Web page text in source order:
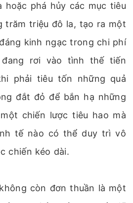
hoặc phá hủy các mục tiêu
trăm triệu đô la, tạo ra một
kinh ngạc trong chi phí
rơi vào tình thế tiến
phải tiêu tốn những quả
đắt đỏ để bắn hạ những
chiến lược tiêu hao mà
tế nào có thể duy trì vô
chiến kéo dài.
còn đơn thuần là một